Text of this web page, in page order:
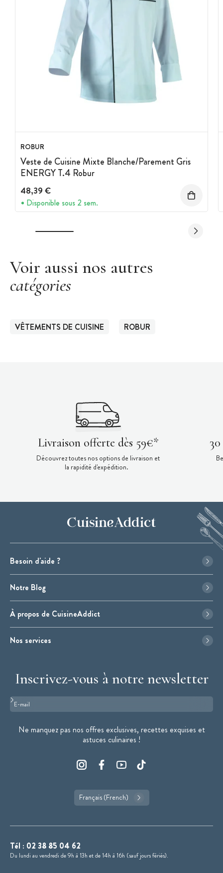
ROBUR
Veste de Cuisine Mixte Blanche/Parement Gris
ENERGY T.4 Robur
48,39 €
Disponible sous 2 sem.
Voir aussi nos autres
catégories
VÊTEMENTS DE CUISINE ROBUR
Livraison offerte dès 59€*
Découvrez toutes nos options de livraison et
la rapidité d'expédition.
Besoin d'aide ?
Notre Blog
À propos de CuisineAddict
Nos services
Inscrivez-vous à notre newsletter
Format : adresse@email.com
Ne manquez pas nos offres exclusives, recettes exquises et
astuces culinaires !
Français (French)
Tél : 02 38 85 04 62
Du lundi au vendredi de 9h à 13h et de 14h à 16h (sauf jours fériés).